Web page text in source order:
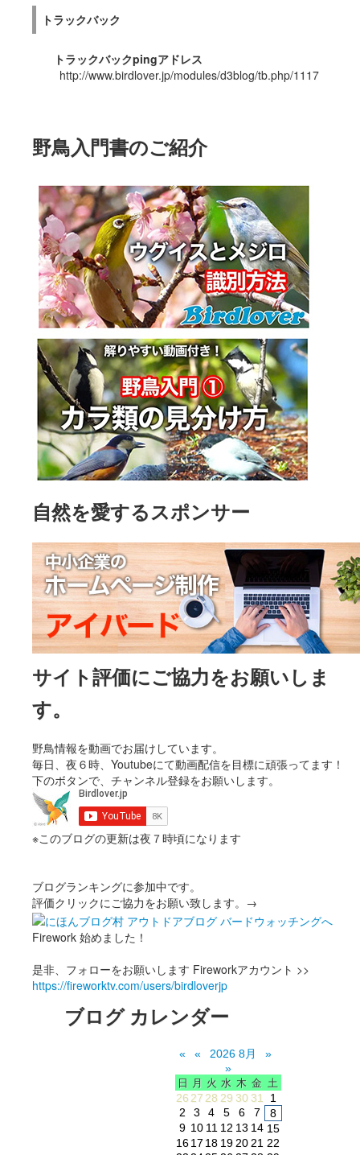
トラックバック
トラックバックpingアドレス
http://www.birdlover.jp/modules/d3blog/tb.php/1117
野鳥入門書のご紹介
自然を愛するスポンサー
サイト評価にご協力をお願いしま
す。
野鳥情報を動画でお届けしています。
毎日、夜６時、Youtubeにて動画配信を目標に頑張ってます！
下のボタンで、チャンネル登録をお願いします。
※このブログの更新は夜７時頃になります
ブログランキングに参加中です。
評価クリックにご協力をお願い致します。→
Firework 始めました！
是非、フォローをお願いします Fireworkアカウント >>
https://fireworktv.com/users/birdloverjp
ブログ カレンダー
« « 2026 8月
»
»
日 月 火 水 木 金 土
26 27 28 29 30 31
1
2
3 4 5 6 7
8
9 10 11 12 13 14 15
1617 18 19 20 21 22